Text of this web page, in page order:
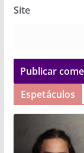
Site
Espetáculos